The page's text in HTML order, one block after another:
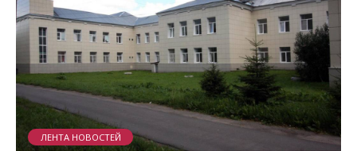
ЛЕНТА НОВОСТЕЙ